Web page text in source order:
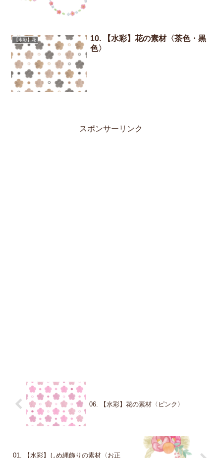
【水彩】花
10. 【水彩】花の素材〈茶色・黒
色〉
スポンサーリンク
06. 【水彩】花の素材〈ピンク〉
01. 【水彩】しめ縄飾りの素材〈お正